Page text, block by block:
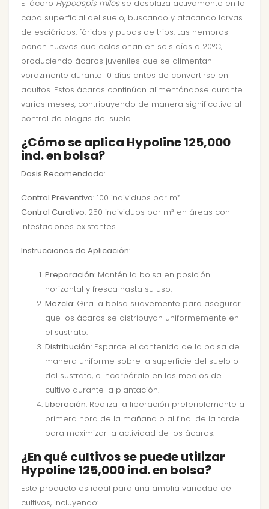
El ácaro Hypoaspis milesse desplaza activamente en la
capa superficial del suelo, buscando y atacando larvas
de esciáridos, fóridos y pupas de trips. Las hembras
ponen huevos que eclosionan en seis días a 20°C,
produciendo ácaros juveniles que se alimentan
vorazmente durante 10 días antes de convertirse en
adultos. Estos ácaros continúan alimentándose durante
varios meses, contribuyendo de manera significativa al
control de plagas del suelo.
¿Cómo se aplica Hypoline 125,000
ind. en bolsa?
Dosis Recomendada:
Control Preventivo: 100 individuos por m².
Control Curativo: 250 individuos por m² en áreas con
infestaciones existentes.
Instrucciones de Aplicación:
Preparación: Mantén la bolsa en posición
horizontal y fresca hasta su uso.
Mezcla: Gira la bolsa suavemente para asegurar
que los ácaros se distribuyan uniformemente en
el sustrato.
Distribución: Esparce el contenido de la bolsa de
manera uniforme sobre la superficie del suelo o
del sustrato, o incorpóralo en los medios de
cultivo durante la plantación.
Liberación: Realiza la liberación preferiblemente a
primera hora de la mañana o al final de la tarde
para maximizar la actividad de los ácaros.
¿En qué cultivos se puede utilizar
Hypoline 125,000 ind. en bolsa?
Este producto es ideal para una amplia variedad de
cultivos, incluyendo: